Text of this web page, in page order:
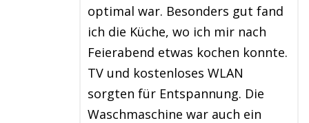
optimal war. Besonders gut fand
ich die Küche, wo ich mir nach
Feierabend etwas kochen konnte.
TV und kostenloses WLAN
sorgten für Entspannung. Die
Waschmaschine war auch ein